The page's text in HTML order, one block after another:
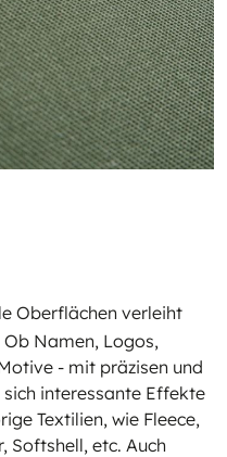
Oberflächen verleiht
Namen, Logos,
- mit präzisen und
interessante Effekte
Textilien, wie Fleece,
Softshell, etc. Auch